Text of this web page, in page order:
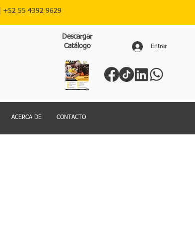
+52 55 4392 9629
Entrar
Descargar
Catálogo
ACERCA DE CONTACTO